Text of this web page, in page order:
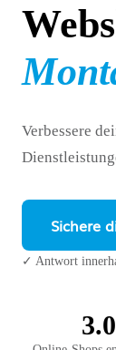
Verbessere
Sichere
✓ Antwort